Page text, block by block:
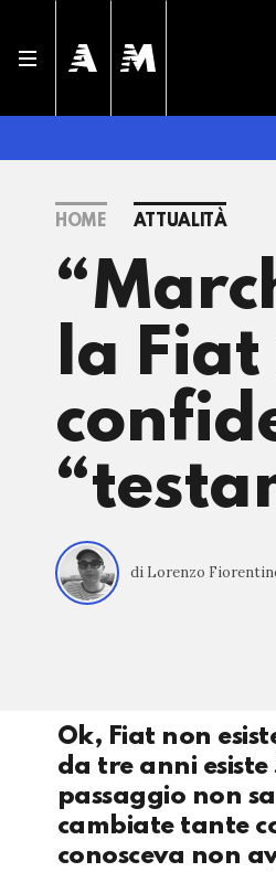
HOME ATTUALITÀ
la Fiat
di Lorenzo
Ok, Fiat non
da tre anni
passaggio non
cambiate tante
conosceva non